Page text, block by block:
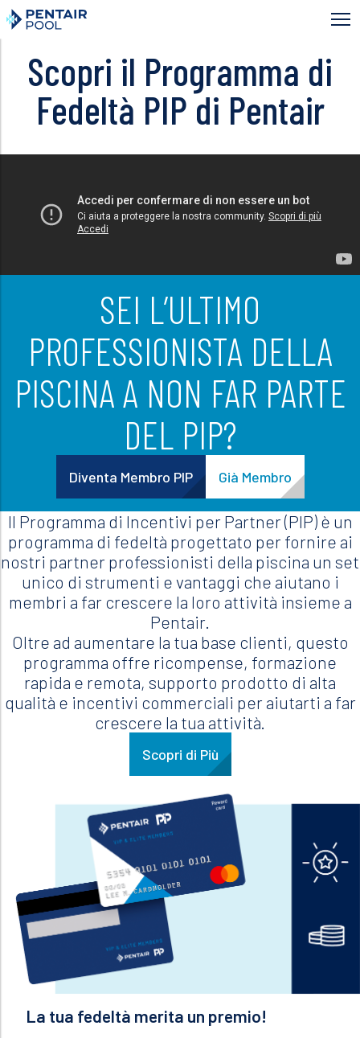
Skip
to
main
Scopri il Programma di
Fedeltà PIP di Pentair
SEI L’ULTIMO
PROFESSIONISTA DELLA
PISCINA A NON FAR PARTE
DEL PIP?
Diventa Membro PIP Già Membro
Il Programma di Incentivi per Partner (PIP) è un
programma di fedeltà progettato per fornire ai
nostri partner professionisti della piscina un set
unico di strumenti e vantaggi che aiutano i
membri a far crescere la loro attività insieme a
Pentair.
Oltre ad aumentare la tua base clienti, questo
programma offre ricompense, formazione
rapida e remota, supporto prodotto di alta
qualità e incentivi commerciali per aiutarti a far
crescere la tua attività.
Scopri di Più
La tua fedeltà merita un premio!